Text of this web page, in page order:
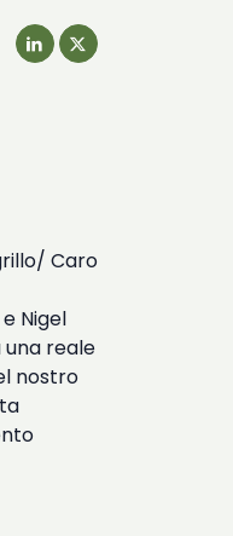
Caro
Nigel
una reale
nostro